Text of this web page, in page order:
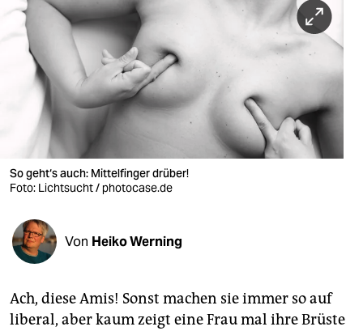
sport
berlin
nord
wahrheit
verlag
verlag
veranstaltungen
shop
unterstützen
So geht‘s auch: Mittelfinger drüber!
Foto: Lichtsucht / photocase.de
Von Heiko Werning
Ach, diese Amis! Sonst machen sie immer so auf
liberal, aber kaum zeigt eine Frau mal ihre Brüste